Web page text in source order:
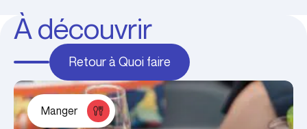
À découvrir
Retour à Quoi faire
Manger